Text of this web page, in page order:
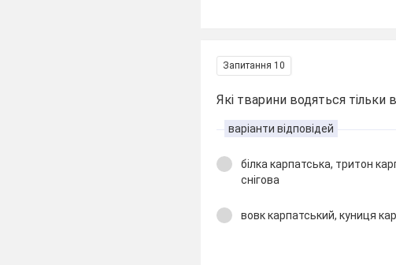
Запитання 10
Які тварини водяться тільки
варіанти відповідей
білка карпатська, тритон
снігова
вовк карпатський, куниця